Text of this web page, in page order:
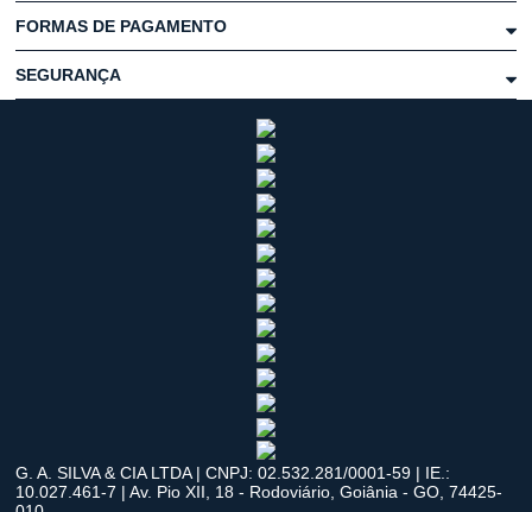
FORMAS DE PAGAMENTO
SEGURANÇA
G. A. SILVA & CIA LTDA | CNPJ: 02.532.281/0001-59 | IE.:
10.027.461-7 | Av. Pio XII, 18 - Rodoviário, Goiânia - GO, 74425-